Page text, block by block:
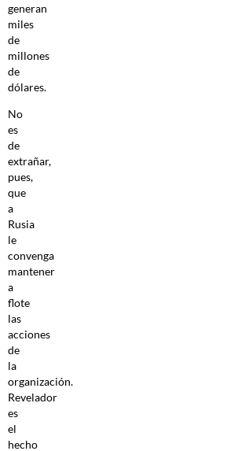
generan
miles
de
millones
de
dólares.
No
es
de
extrañar,
pues,
que
a
Rusia
le
convenga
mantener
a
flote
las
acciones
de
la
organización.
Revelador
es
el
hecho